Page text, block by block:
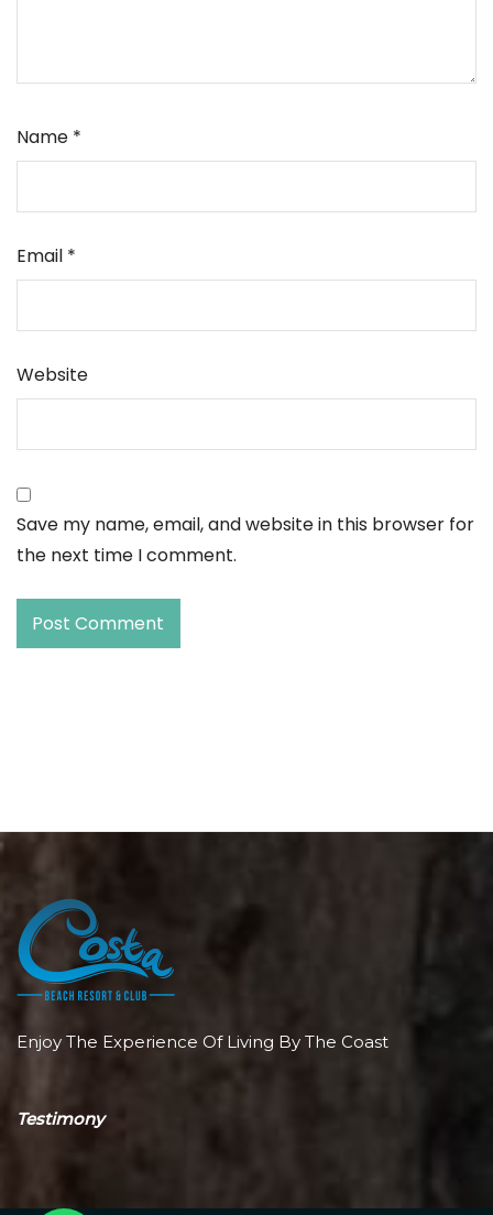
Name *
Email *
Website
Save my name, email, and website in this browser for
the next time I comment.
Enjoy The Experience Of Living By The Coast
Testimony